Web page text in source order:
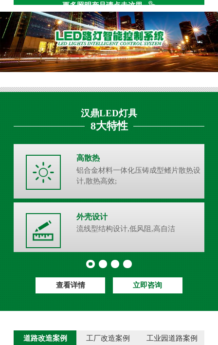
更多照明产品请点击这里
汉鼎LED灯具
8大特性
高散热
铝合金材料一体化压铸成型鳍片散热设
计,散热高效;
外壳设计
流线型结构设计,低风阻,高自洁
查看详情 立即咨询
道路改造案例 工厂改造案例 工业园道路案例